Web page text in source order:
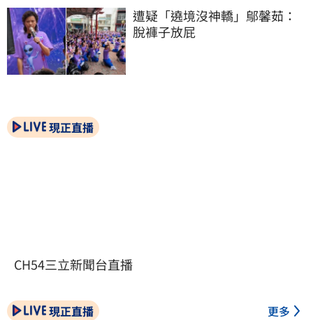
遭疑「遶境沒神轎」鄔馨茹：
脫褲子放屁
現正直播
CH54三立新聞台直播
現正直播 更多